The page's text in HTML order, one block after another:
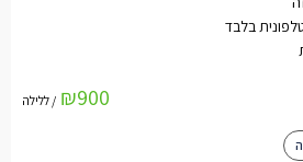
₪900 / ללילה